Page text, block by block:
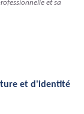
et sa
et d'identité